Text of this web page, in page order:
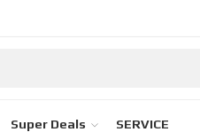
Super Deals SERVICE